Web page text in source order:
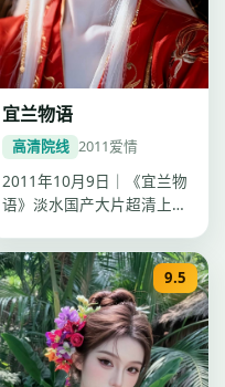
宜兰物语
高清院线 2011爱情
2011年10月9日｜《宜兰物
语》淡水国产大片超清上
事，陈…
9.5